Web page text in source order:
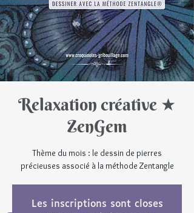
Relaxation créative ★
ZenGem
Thème du mois : le dessin de pierres
précieuses associé à la méthode Zentangle
Les inscriptions sont closes